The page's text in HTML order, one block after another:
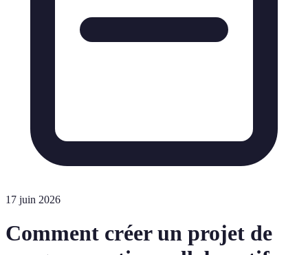
17 juin 2026
Comment créer un projet de